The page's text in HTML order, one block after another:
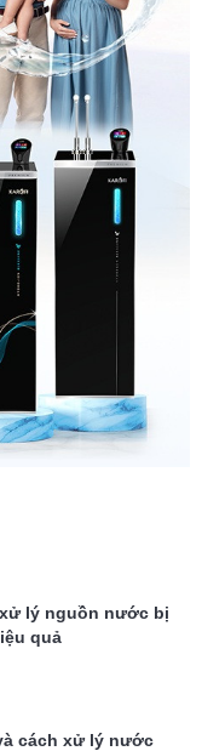
lý nguồn nước bị
quả
cách xử lý nước